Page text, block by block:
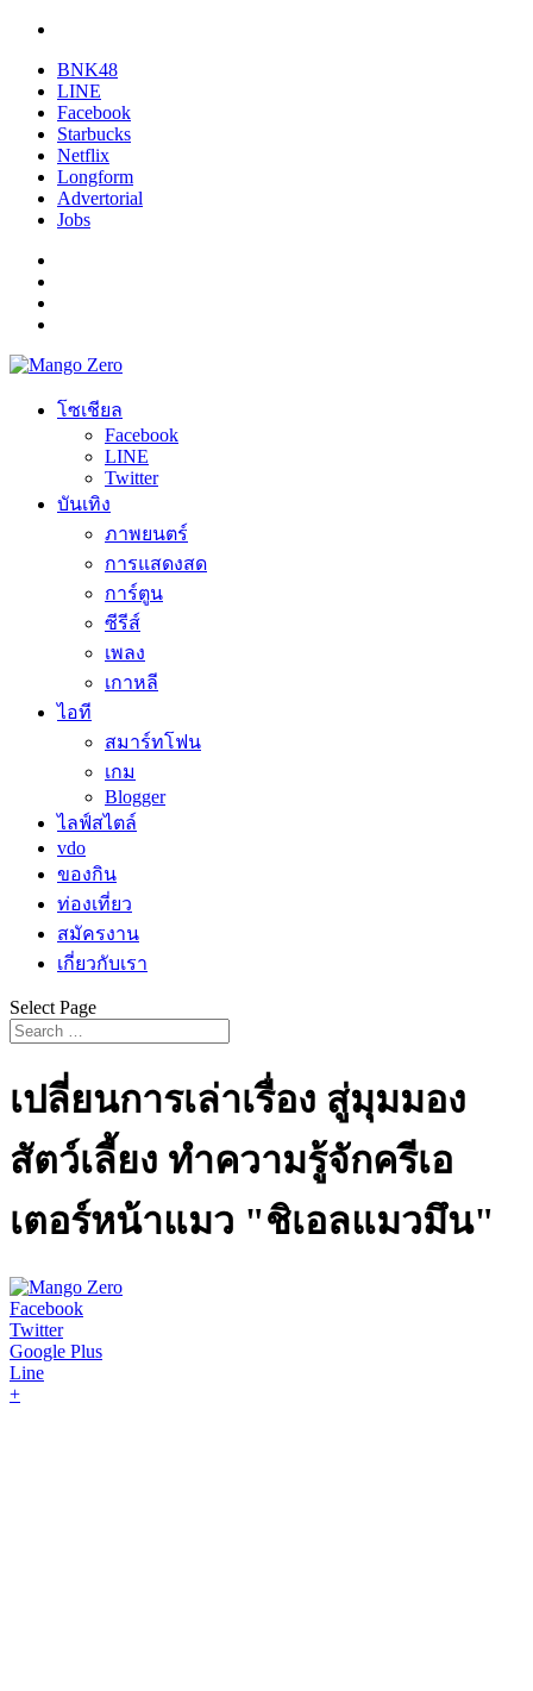
BNK48
LINE
Facebook
Starbucks
Netflix
Longform
Advertorial
Jobs
โซเชียล
Facebook
LINE
Twitter
บันเทิง
ภาพยนตร์
การแสดงสด
การ์ตูน
ซีรีส์
เพลง
เกาหลี
ไอที
สมาร์ทโฟน
เกม
Blogger
ไลฟ์สไตล์
vdo
ของกิน
ท่องเที่ยว
สมัครงาน
เกี่ยวกับเรา
Select Page
เปลี่ยนการเล่าเรื่อง สู่มุมมอง
สัตว์เลี้ยง ทำความรู้จักครีเอ
เตอร์หน้าแมว "ชิเอลแมวมึน"
Facebook
Twitter
Google Plus
Line
+